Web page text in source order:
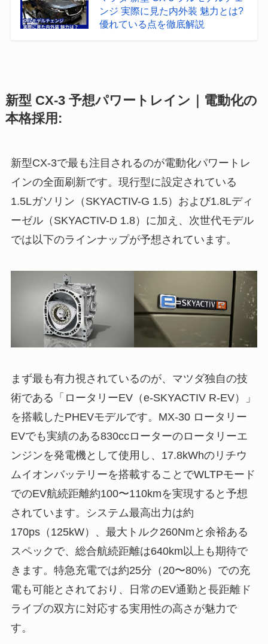
ンジ 実際に見た内外装 魅力とは?
優れている点を徹底解説
新型 CX-3 予想パワートレイン｜電動化の
本格採用:
新型CX-3で最も注目されるのが電動化パワートレ
インの全面刷新です。現行型に設定されている
1.5Lガソリン（SKYACTIV-G 1.5）および1.8Lディ
ーゼル（SKYACTIV-D 1.8）に加え、次世代モデル
では以下のラインナップが予想されています。
まず最も有力視されているのが、マツダ独自の技
術である「ロータリーEV（e-SKYACTIV R-EV）」
を搭載したPHEVモデルです。MX-30 ロータリー
EVでも実績のある830ccローターのロータリーエ
ンジンを発電機として使用し、17.8kWhのリチウ
ムイオンバッテリーを搭載することでWLTPモード
でのEV航続距離約100〜110kmを実現すると予想
されています。システム最高出力は約
170ps（125kW）、最大トルク260Nmと余裕ある
スペックで、総合航続距離は640km以上も期待で
きます。特急充電では約25分（20〜80%）での充
電も可能とされており、日常のEV通勤と長距離ド
ライブの双方に対応する実用性の高さが魅力で
す。